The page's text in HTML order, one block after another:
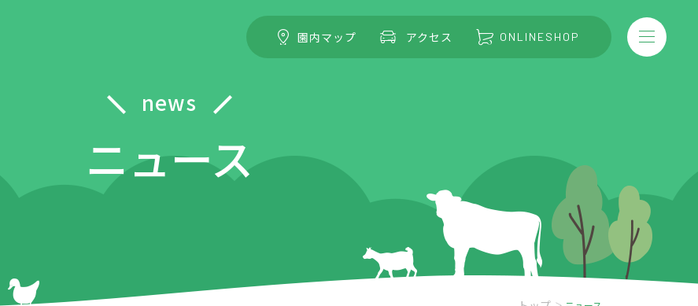
園内マップ アクセス ONLINESHOP
news
ニュース